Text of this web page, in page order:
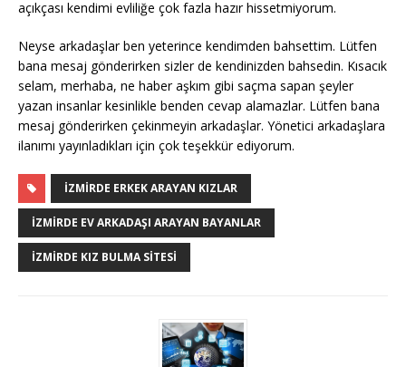
açıkçası kendimi evliliğe çok fazla hazır hissetmiyorum.
Neyse arkadaşlar ben yeterince kendimden bahsettim. Lütfen
bana mesaj gönderirken sizler de kendinizden bahsedin. Kısacık
selam, merhaba, ne haber aşkım gibi saçma sapan şeyler
yazan insanlar kesinlikle benden cevap alamazlar. Lütfen bana
mesaj gönderirken çekinmeyin arkadaşlar. Yönetici arkadaşlara
ilanımı yayınladıkları için çok teşekkür ediyorum.
İZMIRDE ERKEK ARAYAN KIZLAR
İZMIRDE EV ARKADAŞI ARAYAN BAYANLAR
İZMIRDE KIZ BULMA SITESI